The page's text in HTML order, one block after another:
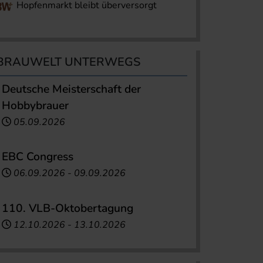
Hopfenmarkt bleibt überversorgt
UNTERWEGS
Deutsche Meisterschaft der
Hobbybrauer
05.09.2026
EBC Congress
06.09.2026 - 09.09.2026
110. VLB-Oktobertagung
12.10.2026 - 13.10.2026